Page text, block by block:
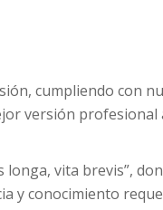
cumpliendo con
versión profesional
vita brevis”,
y conocimiento